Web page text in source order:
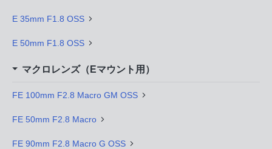
E 35mm F1.8 OSS
E 50mm F1.8 OSS
マクロレンズ（Eマウント用）
FE 100mm F2.8 Macro GM OSS
FE 50mm F2.8 Macro
FE 90mm F2.8 Macro G OSS